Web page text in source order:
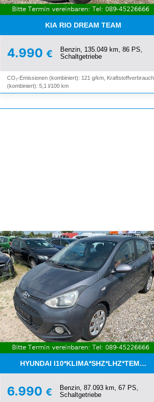
BIS 02/27
KIA RIO DREAM TEAM
4.990 €
Benzin, 135.049 km, 86 PS,
Schaltgetriebe
CO₂-Emissionen (kombiniert): 121 g/km, Kraftstoffverbrauch
(kombiniert): 5,1 l/100 km
HYUNDAI
6.990 €
Benzin, 87.093 km, 67 PS,
Schaltgetriebe